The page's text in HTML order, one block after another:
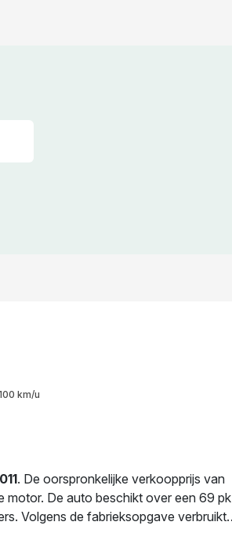
km/u
. De oorspronkelijke verkoopprijs van
motor. De auto beschikt over een 69 pk
Volgens de fabrieksopgave verbruikt
De auto wisselde in 2026 voor het